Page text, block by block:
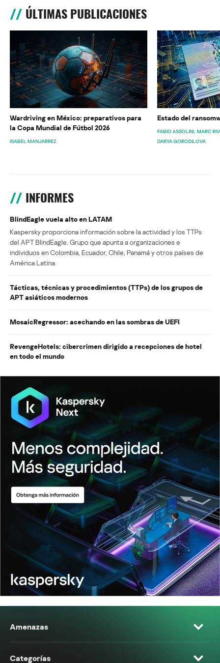
ÚLTIMAS PUBLICACIONES
Wardriving en México: preparativos para
la Copa Mundial de Fútbol 2026
ISABEL MANJARREZ
Estado del
FABIO ASSOLINI MARC
DARYA GORODILOVA
INFORMES
BlindEagle vuela alto en LATAM
Kaspersky proporciona información sobre la actividad y los TTPs
del APT BlindEagle. Grupo que apunta a organizaciones e
individuos en Colombia, Ecuador, Chile, Panamá y otros países de
América Latina.
Tácticas, técnicas y procedimientos (TTPs) de los grupos de
APT asiáticos modernos
MosaicRegressor: acechando en las sombras de UEFI
RevengeHotels: cibercrimen dirigido a recepciones de hotel
en todo el mundo
Amenazas
Categorías